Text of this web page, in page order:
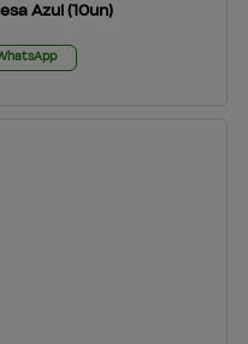
Azul (10un)